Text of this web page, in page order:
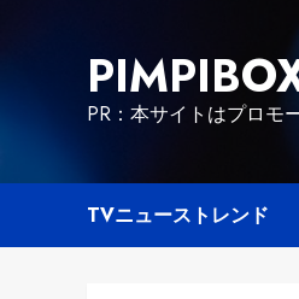
PR：本サイトはプロモ
TVニューストレンド